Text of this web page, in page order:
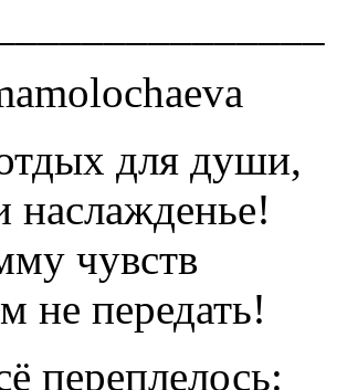
для души,
наслажденье!
чувств
не передать!
переплелось: